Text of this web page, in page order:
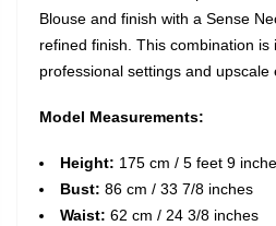
Blouse and finish with a Sense
refined finish. This combination is
professional settings and upscale
Model Measurements:
Height: 175 cm / 5 feet 9
Bust: 86 cm / 33 7/8 inches
Waist: 62 cm / 24 3/8 inches